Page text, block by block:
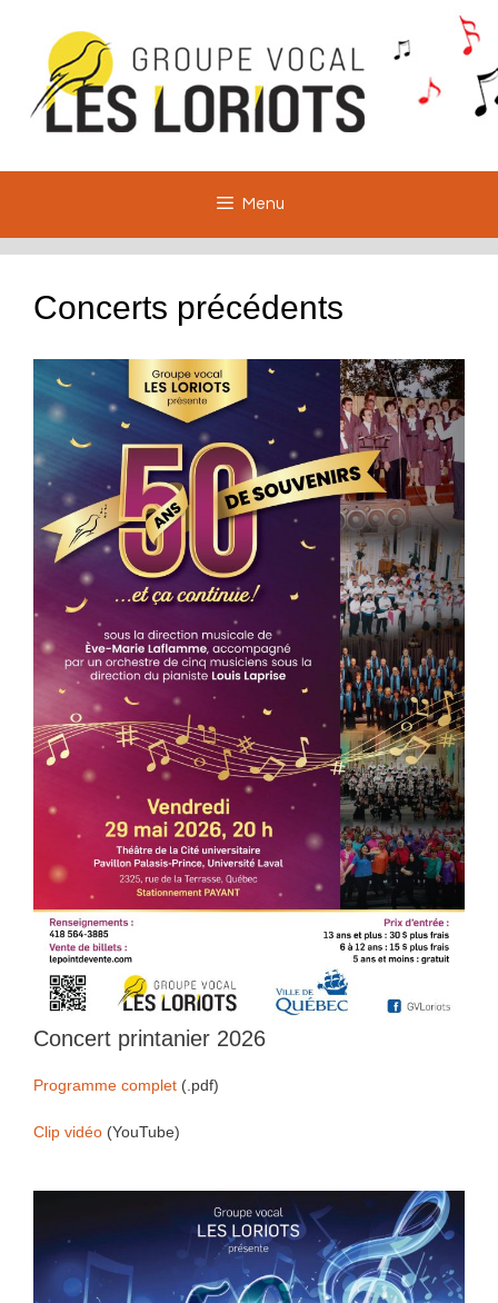
contenu
Menu
Concerts précédents
Concert printanier 2026
Programme complet (.pdf)
Clip vidéo (YouTube)